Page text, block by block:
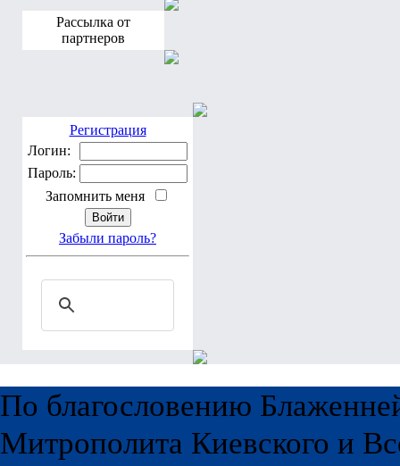
Рассылка от
партнеров
Регистрация
Логин:
Пароль:
Запомнить меня
Забыли пароль?
По благословению
Митрополита Киевского и